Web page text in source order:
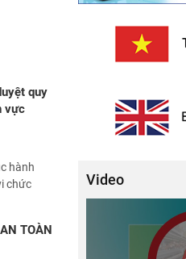
quy
vực
hành
chức
TOÀN
Video